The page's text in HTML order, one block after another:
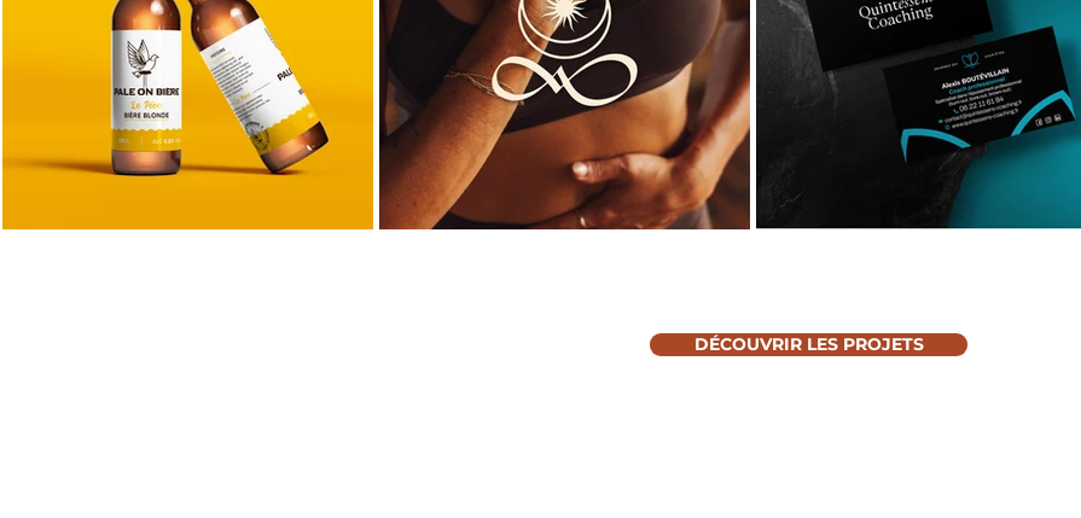
DÉCOUVRIR LES PROJETS